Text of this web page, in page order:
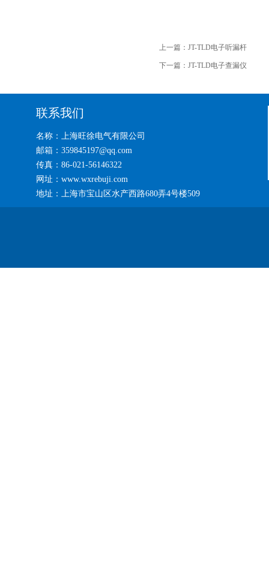
上一篇： JT-TLD电子听漏杆
下一篇： JT-TLD电子查漏仪
联系我们
名称：上海旺徐电气有限公司
邮箱：359845197@qq.com
传真：86-021-56146322
网址：www.wxrebuji.com
地址：上海市宝山区水产西路680弄4号楼509